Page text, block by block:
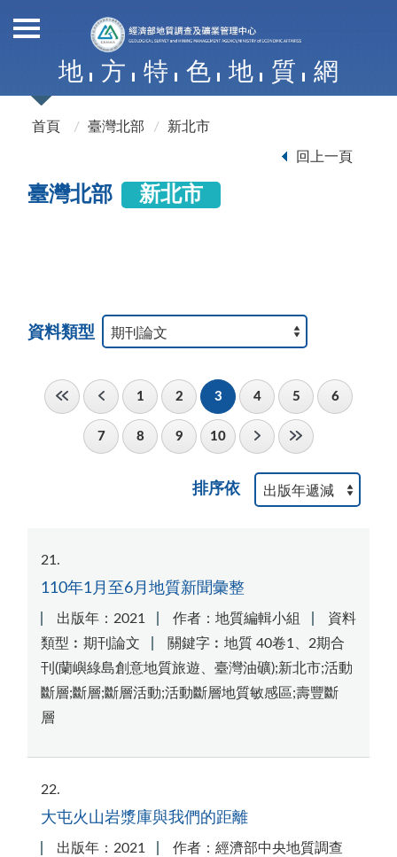
地 方 特 色 地 質 網
首頁 臺灣北部 新北市
回上一頁
臺灣北部 新北市
資料類型
1 2 3 4 5 6
7 8 9 10
排序依
21
110年1月至6月地質新聞彙整
出版年：2021 作者：地質編輯小組
資料
類型︰期刊論文
關鍵字︰地質 40卷1、2期合
刊(蘭嶼綠島創意地質旅遊、臺灣油礦);新北市;活動
斷層;斷層;斷層活動;活動斷層地質敏感區;壽豐斷
層
22
大屯火山岩漿庫與我們的距離
出版年：2021
作者：經濟部中央地質調查